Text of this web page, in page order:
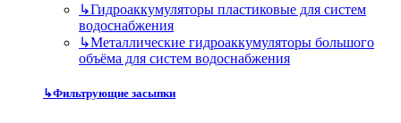
↳Гидроаккумуляторы пластиковые для систем
водоснабжения
↳Металлические гидроаккумуляторы большого
объёма для систем водоснабжения
↳Фильтрующие засыпки